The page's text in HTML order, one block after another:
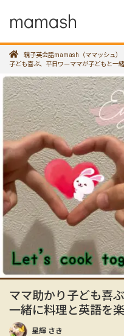
mamash
親子英会話mamash（ママッシュ）
子ども喜ぶ、平日ワーママが子どもと一
ママ助かり子ども喜
一緒に料理と英語を
星輝 さき